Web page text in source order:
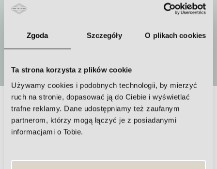
Zgoda Szczegóły O plikach cookies
Ta strona korzysta z plików cookie
Używamy cookies i podobnych technologii, by mierzyć
ruch na stronie, dopasować ją do Ciebie i wyświetlać
trafne reklamy. Dane udostępniamy też zaufanym
partnerom, którzy mogą łączyć je z posiadanymi
informacjami o Tobie.
Jednorazowo lub seria
Inne problemy, z którymi możemy
pomóc Ci się zmierzyć